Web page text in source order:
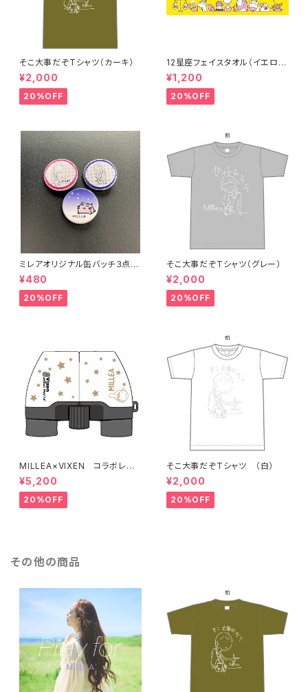
そこ大事だぞTシャツ（カーキ）
¥2,000
20%OFF
12星座フェイスタオル（イエロ
ー）
¥1,200
20%OFF
ミレアオリジナル缶バッチ３点セ
ット
¥480
20%OFF
そこ大事だぞTシャツ（グレー）
¥2,000
20%OFF
MILLEA×VIXEN コラボレー
ション企画 オリジナル双眼鏡
¥5,200
20%OFF
そこ大事だぞTシャツ （白）
¥2,000
20%OFF
その他の商品